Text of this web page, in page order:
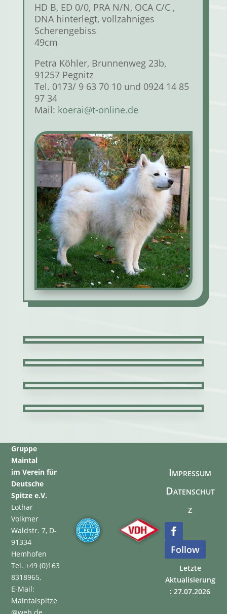
HD B, ED 0/0, PRA N/N, OCA C/C ,
DNA hinterlegt, vollzahniges
Scherengebiss
49cm
Petra Köhler, Brunnenweg 23b,
91257 Pegnitz
Tel. 0173/ 9 63 70 10 und 0924 14 85
97 34
Mail: koerai@t-online.de
Gruppe
Maintal
im Verein für
Deutsche
Spitze e.V.
Lothar
Volkmer
Waldstr. 7, D-
91334
Hemhofen
Tel. +49 (0)163
8318965,
E-Mail:
Maintalspitze
@web.de
Impressum
Datenschut
z
Follow
Letzte
Aktualisierung
: 27.07.2026